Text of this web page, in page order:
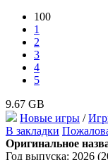
100
1
2
3
4
5
9.67 GB
Новые игры /
В закладки
Оригинальное
Год выпуска: 2026